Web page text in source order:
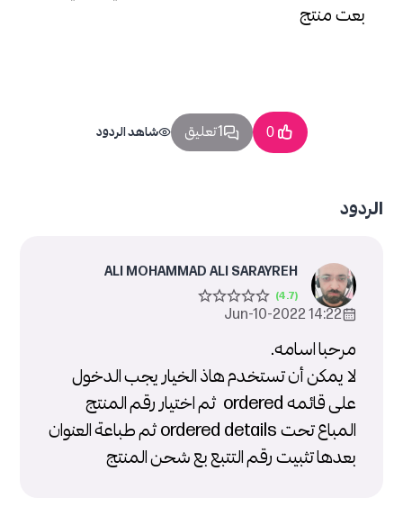
بعت منتج
0 1 تعليق شاهد الردود
الردود
ALI MOHAMMAD ALI SARAYREH
14:22 2022-Jun-10
مرحبا اسامه.
لا يمكن أن تستخدم هاذ الخيار يجب الدخول
على قائمه ordered ثم اختيار رقم المنتج
المباع تحت ordered details ثم طباعة العنوان
بعدها تثبيت رقم التتبع بع شحن المنتج